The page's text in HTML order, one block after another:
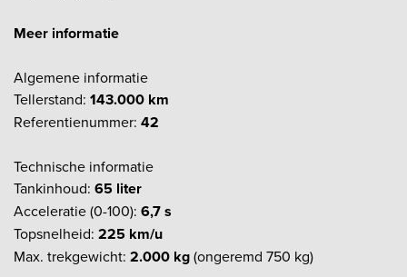
Meer informatie
Algemene informatie
Tellerstand: 143.000 km
Referentienummer: 42
Technische informatie
Tankinhoud: 65 liter
Acceleratie (0-100): 6,7 s
Topsnelheid: 225 km/u
Max. trekgewicht: 2.000 kg(ongeremd 750 kg)